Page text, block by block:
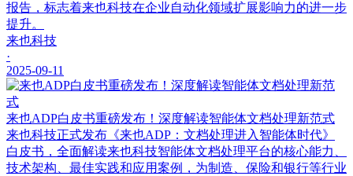
报告，标志着来也科技在企业自动化领域扩展影响力的进一步
提升。
来也科技
·
2025-09-11
来也ADP白皮书重磅发布！深度解读智能体文档处理新范式
来也科技正式发布《来也ADP：文档处理进入智能体时代》
白皮书，全面解读来也科技智能体文档处理平台的核心能力、
技术架构、最佳实践和应用案例，为制造、保险和银行等行业